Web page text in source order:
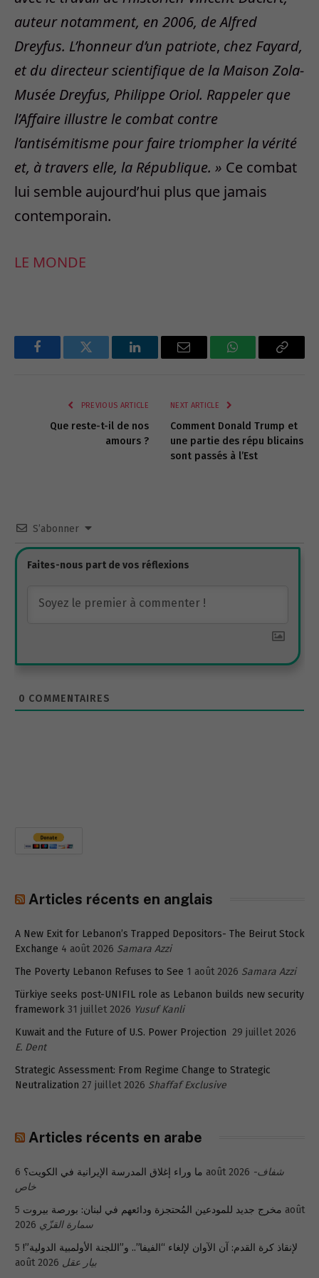
auteur notamment, en 2006, de Alfred
Dreyfus. L’honneur d’un patriote, chez Fayard,
et du directeur scientifique de la Maison Zola-
Musée Dreyfus, Philippe Oriol. Rappeler que
l’Affaire illustre le combat contre
l’antisémitisme pour faire triompher la vérité
et, à travers elle, la République. » Ce combat
lui semble aujourd’hui plus que jamais
contemporain.
LE MONDE
FacebookTwitter LinkedInEmail WhatsAppCopy
PREVIOUS ARTICLE
Que reste-t-il de nos
amours ?
NEXT ARTICLE
Comment Donald Trump et
une partie des répu blicains
sont passés à l’Est
S’abonner
0 COMMENTAIRES
Articles récents en anglais
A New Exit for Lebanon’s Trapped Depositors- The Beirut Stock
Exchange 4 août 2026 Samara Azzi
The Poverty Lebanon Refuses to See 1 août 2026 Samara Azzi
Türkiye seeks post-UNIFIL role as Lebanon builds new security
framework 31 juillet 2026 Yusuf Kanli
Kuwait and the Future of U.S. Power Projection 29 juillet 2026
E. Dent
Strategic Assessment: From Regime Change to Strategic
Neutralization 27 juillet 2026 Shaffaf Exclusive
Articles récents en arabe
ما وراء إغلاق المدرسة الإيرانية في الكويت؟ 6 août 2026 شفاف-
خاص
مخرج جديد للمودعين المُحتجزة ودائعهم في لبنان: بورصة بيروت 5 août
2026 سمارة القزّي
لإنقاذ كرة القدم: آن الآوان لإلغاء “الفيفا”.. و”اللجنة الأولمبية الدولية”! 5
août 2026 بيار عقل